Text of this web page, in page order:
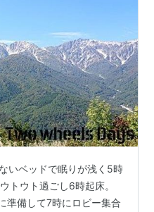
いベッドで眠りが浅く5時
トウト過ごし6時起床。
準備して7時にロビー集合